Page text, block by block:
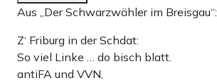
Aus „Der Schwarzwähler im Breisgau“:
Z‘ Friburg in der Schdat:
So viel Linke … do bisch blatt.
antiFA und VVN,